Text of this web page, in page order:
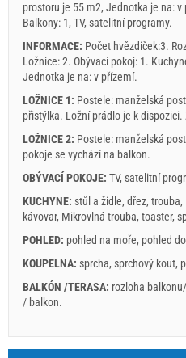
prostoru je 55 m2, Jednotka je na:
Balkony: 1, TV, satelitní programy.
INFORMACE: Počet hvězdiček:3.
Ložnice: 2. Obývací pokoj: 1.
Jednotka je na:v přízemí.
LOŽNICE 1: Postele: manželská
přistýlka. Ložní prádlo je k
LOŽNICE 2: Postele: manželská
pokoje se vychází na balkon.
OBÝVACÍ POKOJE: TV, satelitní
KUCHYNE: stůl a židle, dřez, trouba,
kávovar, Mikrovlná trouba, toaster,
POHLED: pohled na moře, pohled
KOUPELNA: sprcha, sprchový kout,
BALKÓN /TERASA: rozloha
/ balkon.
A1 Apartment (4+1) : Prices 2026
Legenda: termíny s červeným